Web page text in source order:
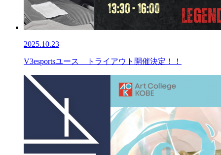
2025.10.23
V3esportsユース トライアウト開催決定！！